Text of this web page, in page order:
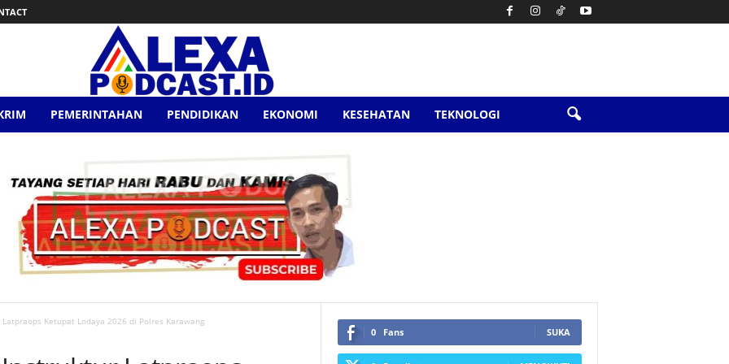
PEMERINTAHAN PENDIDIKAN EKONOMI KESEHATAN TEKNOLOGI
Ketupat Lodaya 2026 di Polres Karawang
0 Fans SUKA